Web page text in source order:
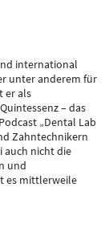
international
unter anderem für
er als
– das
„Dental Lab
Zahntechnikern
nicht die
und
es mittlerweile